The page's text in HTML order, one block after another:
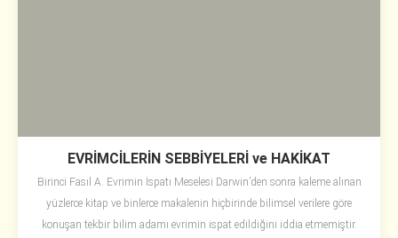
EVRİMCİLERİN SEBBİYELERİ ve HAKİKAT
Birinci Fasıl A. Evrimin İspatı Meselesi Darwin’den sonra kaleme alınan
yüzlerce kitap ve binlerce makalenin hiçbirinde bilimsel verilere göre
konuşan tekbir bilim adamı evrimin ispat edildiğini iddia etmemiştir.